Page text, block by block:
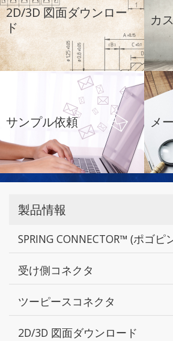
2D/3D 図面ダウンロー
ド
カ
サンプル依頼 メ
製品情報
SPRING CONNECTOR™ (ポゴピ
受け側コネクタ
ツーピースコネクタ
2D/3D 図面ダウンロード